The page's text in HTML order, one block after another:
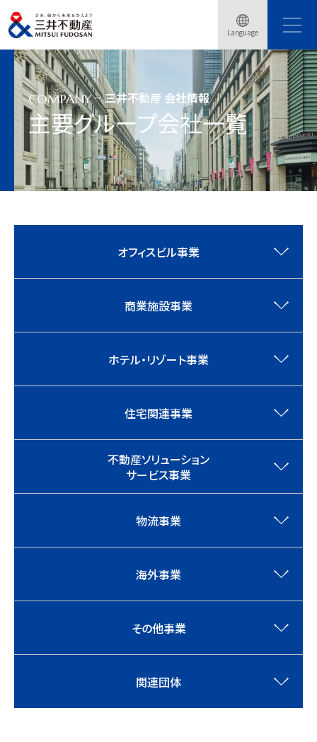
Language
トップページ 会社情報
COMPANY 三井不動産 会社情報
主要グループ会社一覧
オフィスビル事業
商業施設事業
ホテル・リゾート事業
住宅関連事業
不動産ソリューション
サービス事業
物流事業
海外事業
その他事業
関連団体